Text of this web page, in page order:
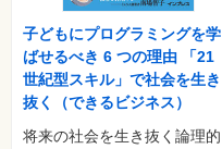
子どもにプログラミングを学
ばせるべき 6 つの理由 「21
世紀型スキル」で社会を生き
抜く（できるビジネス）
将来の社会を生き抜く論理的